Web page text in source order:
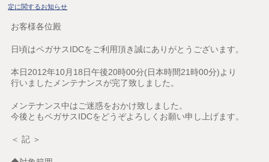
定に関するお知らせ
お客様各位殿
日頃はペガサスIDCをご利用頂き誠にありがとうございます。
本日2012年10月18日午後20時00分(日本時間21時00分)より
行いましたメンテナンスが完了致しました。
メンテナンス中はご迷惑をおかけ致しました。
今後ともペガサスIDCをどうぞよろしくお願い申し上げます。
＜ 記 ＞